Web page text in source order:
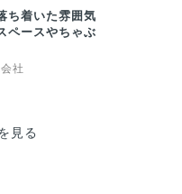
ち着いた雰囲気
ペースやちゃぶ
社
見る